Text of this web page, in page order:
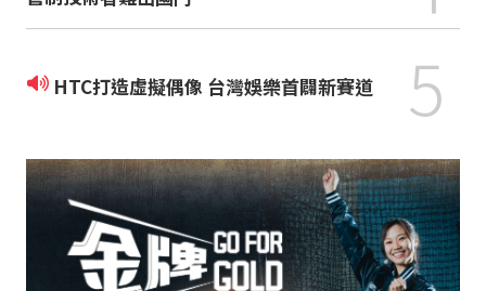
HTC打造虛擬偶像 台灣娛樂首闢新賽道 5